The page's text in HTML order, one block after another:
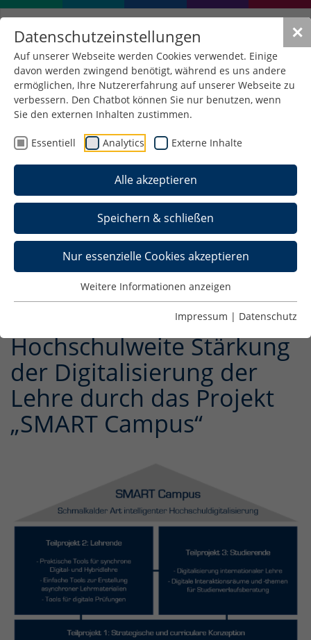
✕
Datenschutzeinstellungen
Auf unserer Webseite werden Cookies verwendet. Einige
davon werden zwingend benötigt, während es uns andere
ermöglichen, Ihre Nutzererfahrung auf unserer Webseite zu
verbessern. Den Chatbot können Sie nur benutzen, wenn
Sie den externen Inhalten zustimmen.
Essentiell Analytics Externe Inhalte
Alle akzeptieren
Speichern & schließen
Nur essenzielle Cookies akzeptieren
Weitere Informationen anzeigen
Impressum | Datenschutz
Hochschulweite Stärkung
der Digitalisierung der
Lehre durch das Projekt
„SMART Campus“